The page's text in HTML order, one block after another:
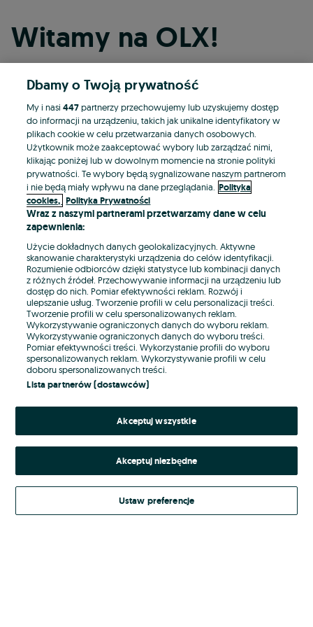
Witamy na OLX!
Kontynuuj przez Facebooka
Kontynuuj przez konto Apple
Kontynuuj przez konto Google
LUB
E-mail
Hasło
Nie pamiętasz hasła?
Zaloguj się
Kontynuując za pośrednictwem jednego z dostawców wskazanych powyżej,
Regulamin serwisuOLX.pl w jego aktualnym brzmieniu.
Dbamy o Twoją prywatność
My i nasi447partnerzy przechowujemy lub uzyskujemy dostęp
do informacji na urządzeniu, takich jak unikalne identyfikatory w
plikach cookie w celu przetwarzania danych osobowych.
Użytkownik może zaakceptować wybory lub zarządzać nimi,
klikając poniżej lub w dowolnym momencie na stronie polityki
prywatności. Te wybory będą sygnalizowane naszym partnerom
i nie będą miały wpływu na dane przeglądania. Polityka
cookies, Polityka Prywatności
Wraz z naszymi partnerami przetwarzamy dane w celu
zapewnienia:
Użycie dokładnych danych geolokalizacyjnych. Aktywne
skanowanie charakterystyki urządzenia do celów identyfikacji.
Rozumienie odbiorców dzięki statystyce lub kombinacji danych
z różnych źródeł. Przechowywanie informacji na urządzeniu lub
dostęp do nich. Pomiar efektywności reklam. Rozwój i
ulepszanie usług. Tworzenie profili w celu personalizacji treści.
Tworzenie profili w celu spersonalizowanych reklam.
Wykorzystywanie ograniczonych danych do wyboru reklam.
Wykorzystywanie ograniczonych danych do wyboru treści.
Pomiar efektywności treści. Wykorzystanie profili do wyboru
spersonalizowanych reklam. Wykorzystywanie profili w celu
doboru spersonalizowanych treści.
Lista partnerów (dostawców)
Akceptuj wszystkie
Akceptuj niezbędne
Ustaw preferencje